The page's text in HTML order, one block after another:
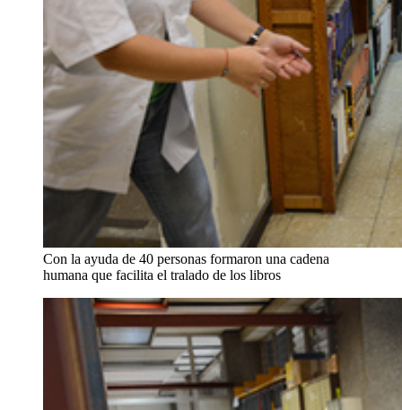
Con la ayuda de 40 personas formaron una cadena
humana que facilita el tralado de los libros